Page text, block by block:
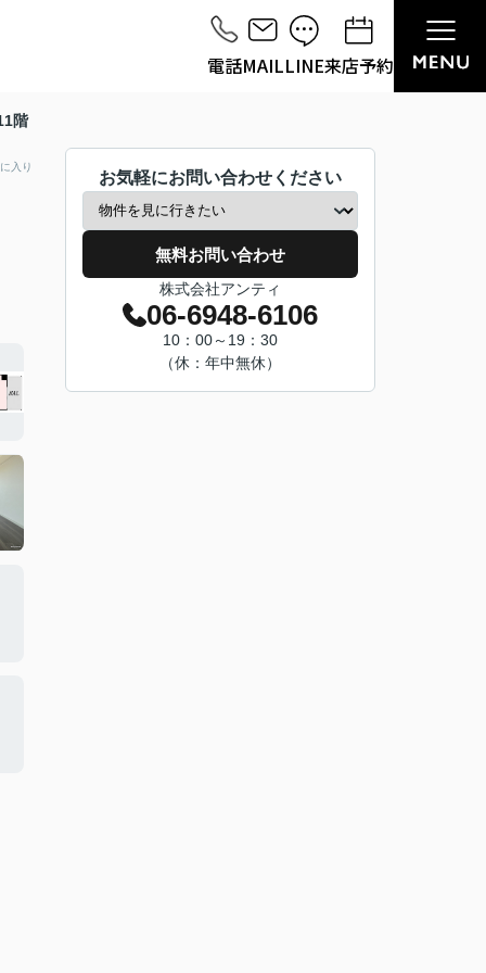
電話MAILLINE来店予約
階
入り
お気軽にお問い合わせください
無料お問い合わせ
株式会社アンティ
06-6948-6106
10：00～19：30
（休：年中無休）